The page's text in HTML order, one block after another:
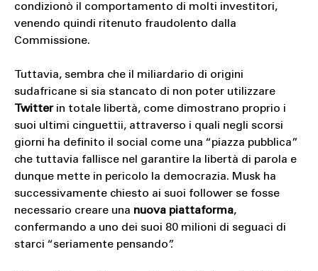
condizionò il comportamento di molti investitori,
venendo quindi ritenuto fraudolento dalla
Commissione.
Tuttavia, sembra che il miliardario di origini
sudafricane si sia stancato di non poter utilizzare
Twitterin totale libertà, come dimostrano proprio i
suoi ultimi cinguettii, attraverso i quali negli scorsi
giorni ha definito il social come una “piazza pubblica”
che tuttavia fallisce nel garantire la libertà di parola e
dunque mette in pericolo la democrazia. Musk ha
successivamente chiesto ai suoi follower se fosse
necessario creare una nuova piattaforma,
confermando a uno dei suoi 80 milioni di seguaci di
starci “seriamente pensando”.